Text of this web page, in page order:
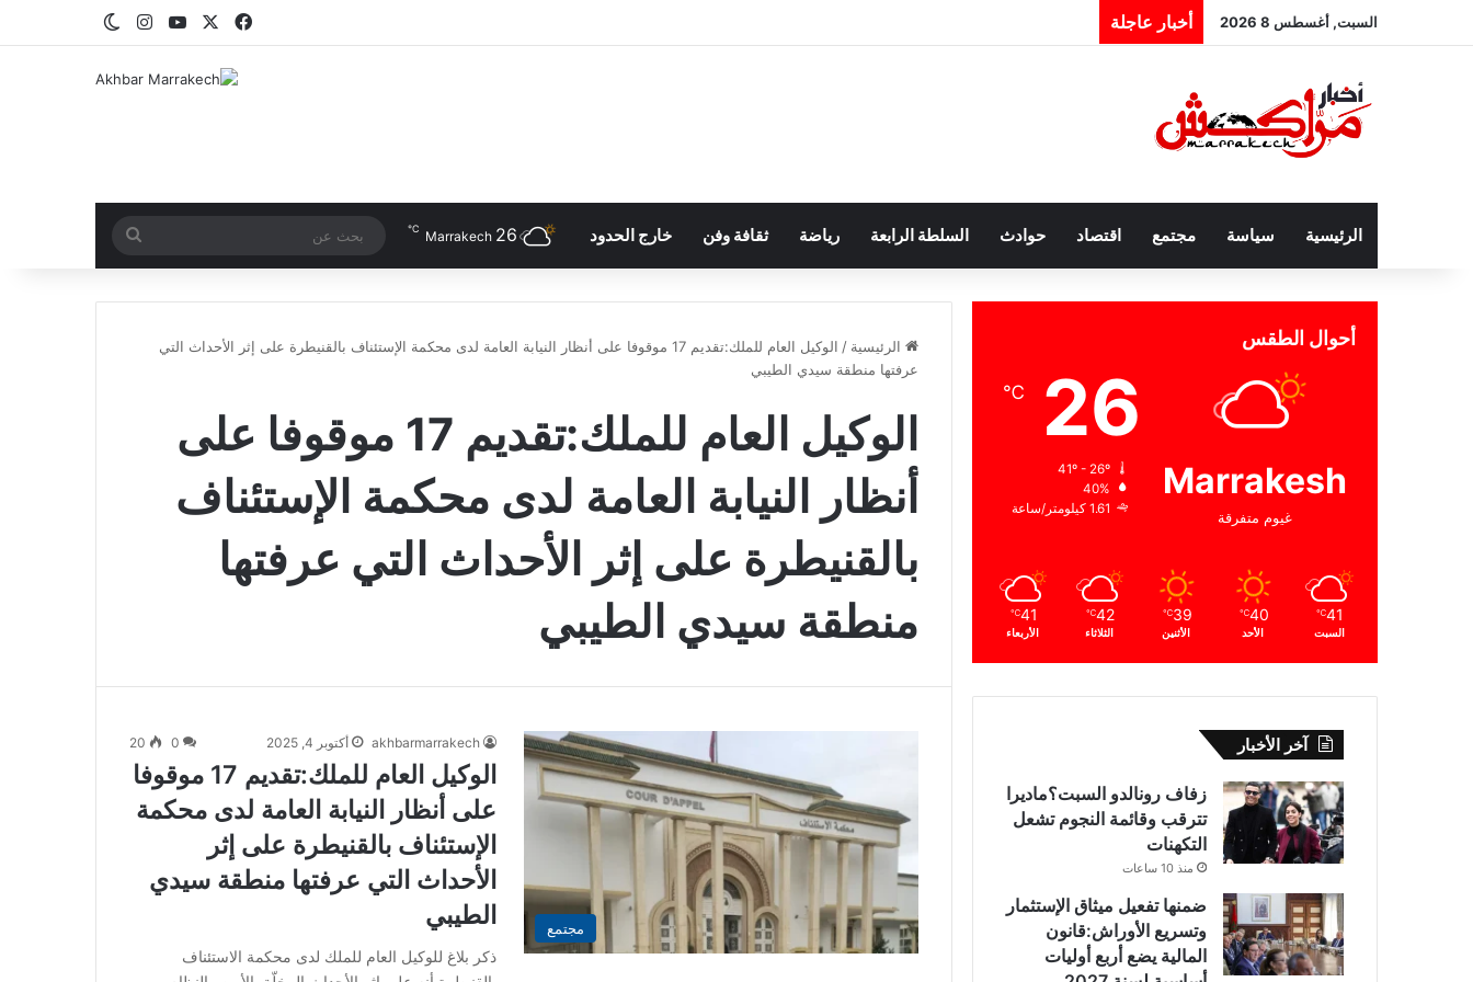
السبت, أغسطس 8 2026 أخبار عاجلة فيسبوك ‫YouTubeانستقرام
الرئيسية سياسة مجتمع اقتصاد حوادث السلطة الرابعة رياضة ثقافة وفن خارج الحدود Marrakech 26
℃
عن
الرئيسية /
الوكيل العام للملك:تقديم 17 موقوفا على أنظار النيابة العامة لدى محكمة الإستئناف بالقنيطرة على إثر الأحداث التي
عرفتها منطقة سيدي الطيبي
الوكيل العام للملك:تقديم 17 موقوفا على
أنظار النيابة العامة لدى محكمة الإستئناف
بالقنيطرة على إثر الأحداث التي عرفتها
منطقة سيدي الطيبي
مجتمع
akhbarmarrakech أكتوبر 4, 2025 0
20
الوكيل العام للملك:تقديم 17 موقوفا
على أنظار النيابة العامة لدى محكمة
الإستئناف بالقنيطرة على إثر
الأحداث التي عرفتها منطقة سيدي
الطيبي
ذكر بلاغ للوكيل العام للملك لدى محكمة الاستئناف
أحوال الطقس
Marrakesh
غيوم متفرقة
26
℃
40%
1.61 كيلومتر/ساعة
41
℃
السبت
40
℃
الأحد
39
℃
الأثنين
42
℃
الثلاثاء
41
℃
الأربعاء
آخر الأخبار
زفاف رونالدو السبت؟ماديرا
تترقب وقائمة النجوم تشعل
التكهنات
منذ 10 ساعات
ضمنها تفعيل ميثاق الإستثمار
وتسريع الأوراش:قانون
المالية يضع أربع أوليات